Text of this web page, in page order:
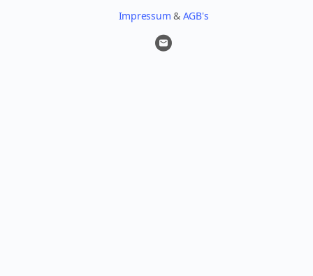
Impressum & AGB's